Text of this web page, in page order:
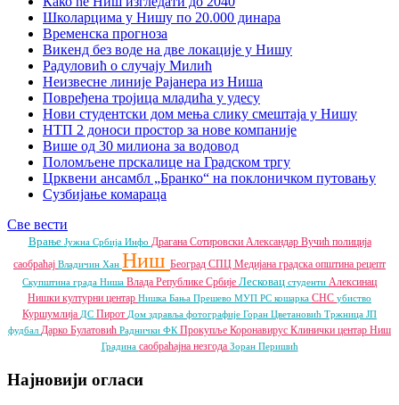
Школарцима у Нишу по 20.000 динара
Временска прогноза
Викенд без воде на две локације у Нишу
Радуловић о случају Милић
Неизвесне линије Рајанера из Ниша
Повређена тројица младића у удесу
Нови студентски дом мења слику смештаја у Нишу
НТП 2 доноси простор за нове компаније
Више од 30 милиона за водовод
Поломљене прскалице на Градском тргу
Црквени ансамбл „Бранко“ на поклоничком путовању
Сузбијање комараца
Све вести
Врање Јужна Србија Инфо Драгана Сотировски Александар Вучић полиција
саобраћај Владичин Хан Ниш Београд СПЦ Медијана градска општина рецепт
Скупштина града Ниша Влада Републике Србије Лесковац студенти Алексинац
Нишки културни центар Нишка Бања Прешево МУП РС кошарка СНС убиство
Куршумлија ДС Пирот Дом здравља фотографије Горан Цветановић Тржница ЈП
фудбал Дарко Булатовић Раднички ФКПрокупље Коронавирус Клинички центар Ниш
Градина саобраћајна незгода Зоран Перишић
Најновији огласи